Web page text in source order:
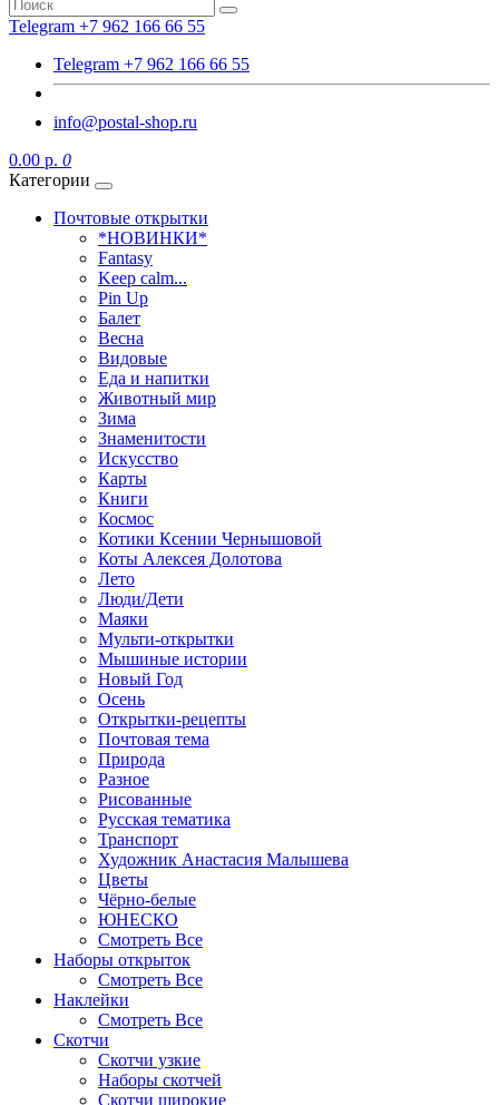
Telegram +7 962 166 66 55
Telegram +7 962 166 66 55
info@postal-shop.ru
0.00 р. 0
Категории
Почтовые открытки
*НОВИНКИ*
Fantasy
Keep calm...
Pin Up
Балет
Весна
Видовые
Еда и напитки
Животный мир
Зима
Знаменитости
Искусство
Карты
Книги
Космос
Котики Ксении Чернышовой
Коты Алексея Долотова
Лето
Люди/Дети
Маяки
Мульти-открытки
Мышиные истории
Новый Год
Осень
Открытки-рецепты
Почтовая тема
Природа
Разное
Рисованные
Русская тематика
Транспорт
Художник Анастасия Малышева
Цветы
Чёрно-белые
ЮНЕСКО
Смотреть Все
Наборы открыток
Смотреть Все
Наклейки
Смотреть Все
Скотчи
Скотчи узкие
Наборы скотчей
Скотчи широкие